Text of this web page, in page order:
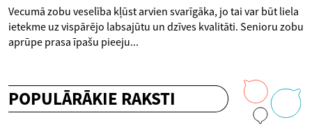
Vecumā zobu veselība kļūst arvien svarīgāka, jo tai var būt liela
ietekme uz vispārējo labsajūtu un dzīves kvalitāti. Senioru zobu
aprūpe prasa īpašu pieeju...
POPULĀRĀKIE RAKSTI